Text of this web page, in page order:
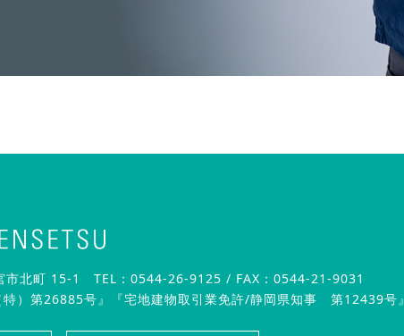
市北町 15-1 TEL：0544-26-9125 / FAX：0544-21-9031
）第26885号』
『宅地建物取引業免許/静岡県知事 第12439号』